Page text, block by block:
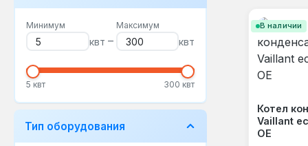
Минимум
квт –
Максимум
квт
5 квт 300 квт
Тип оборудования
В наличии
Котел
Vaillant
OE